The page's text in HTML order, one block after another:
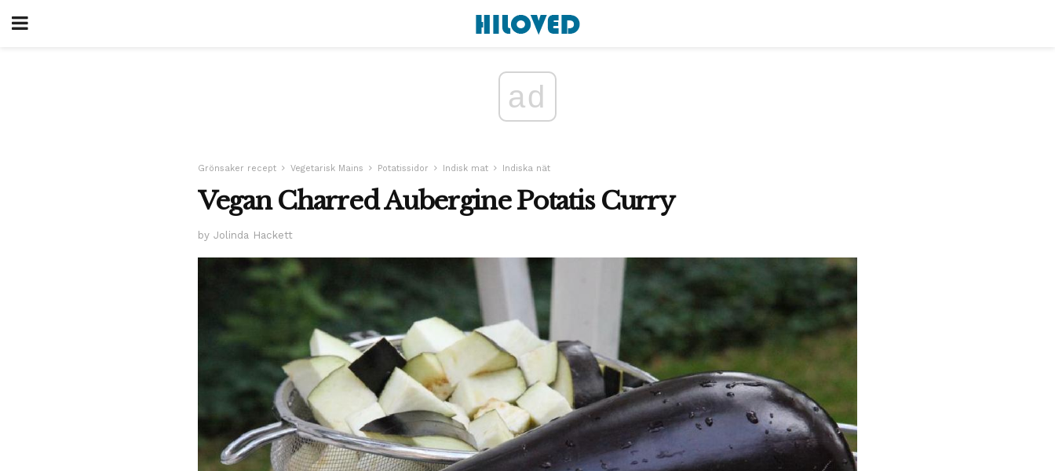
ad
Grönsaker recept Vegetarisk Mains Potatissidor Indisk mat Indiska nät
Vegan Charred Aubergine Potatis Curry
by Jolinda Hackett